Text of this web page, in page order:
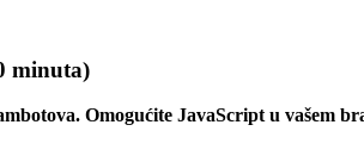
minuta)
Omogućite JavaScript u vašem